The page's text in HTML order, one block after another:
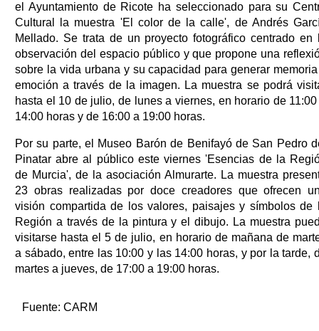
el Ayuntamiento de Ricote ha seleccionado para su
Cultural la muestra 'El color de la calle', de Andrés
Mellado. Se trata de un proyecto fotográfico centrado en
observación del espacio público y que propone una
sobre la vida urbana y su capacidad para generar
emoción a través de la imagen. La muestra se podrá
hasta el 10 de julio, de lunes a viernes, en horario de
14:00 horas y de 16:00 a 19:00 horas.
Por su parte, el Museo Barón de Benifayó de San Pedro
Pinatar abre al público este viernes 'Esencias de la
de Murcia', de la asociación Almurarte. La muestra
23 obras realizadas por doce creadores que ofrecen
visión compartida de los valores, paisajes y símbolos de
Región a través de la pintura y el dibujo. La muestra
visitarse hasta el 5 de julio, en horario de mañana de
a sábado, entre las 10:00 y las 14:00 horas, y por la tarde,
martes a jueves, de 17:00 a 19:00 horas.
Fuente: CARM